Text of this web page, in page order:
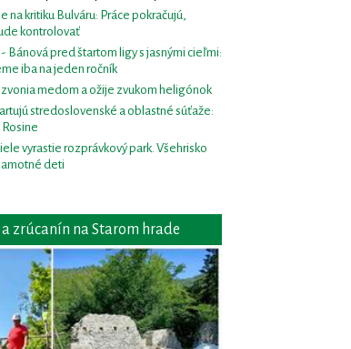
na kritiku Bulváru: Práce pokračujú,
kontrolovať
Bánová pred štartom ligy s jasnými cieľmi:
iba na jeden ročník
medom a ožije zvukom heligónok
stredoslovenské a oblastné súťaže:
vyrastie rozprávkový park. Všehrisko
deti
zrúcanín na Starom hrade